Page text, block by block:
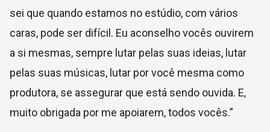
sei que quando estamos no estúdio, com vários
caras, pode ser difícil. Eu aconselho vocês ouvirem
a si mesmas, sempre lutar pelas suas ideias, lutar
pelas suas músicas, lutar por você mesma como
produtora, se assegurar que está sendo ouvida. E,
muito obrigada por me apoiarem, todos vocês.”